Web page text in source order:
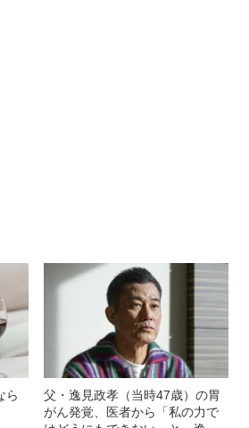
ら
父・逸見政孝（当時47歳）の胃
がん発覚、医者から「私の力で